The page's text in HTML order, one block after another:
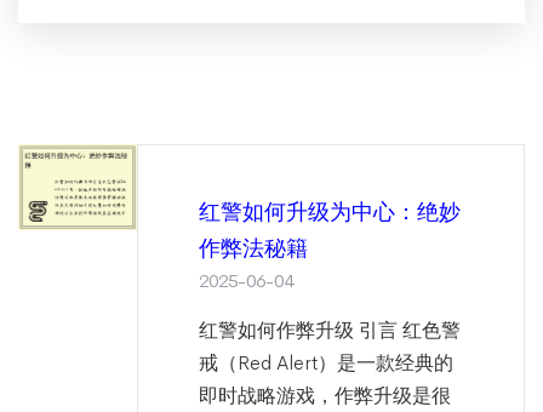
红警如何升级为中心：绝妙
作弊法秘籍
2025-06-04
红警如何作弊升级 引言 红色警
戒（Red Alert）是一款经典的
即时战略游戏，作弊升级是很